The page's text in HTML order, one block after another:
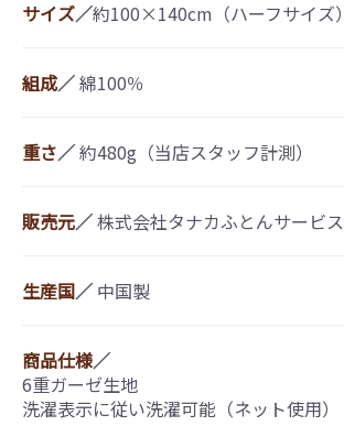
サイズ／約100×140cm（ハーフサイズ）
組成／綿100％
重さ／約480g（当店スタッフ計測）
販売元／株式会社タナカふとんサービス
生産国／ 中国製
商品仕様／
6重ガーゼ生地
洗濯表示に従い洗濯可能（ネット使用）